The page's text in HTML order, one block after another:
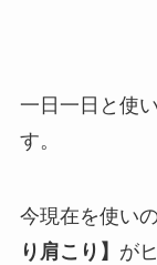
一日一日と使
す。
今現在を使い
り肩こり】 が